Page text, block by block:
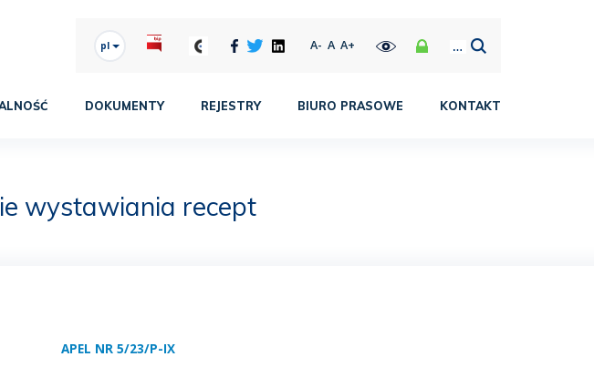
pl A- A A+
DOKUMENTY REJESTRY BIURO PRASOWE KONTAKT
wystawiania recept
APEL NR 5/23/P-IX